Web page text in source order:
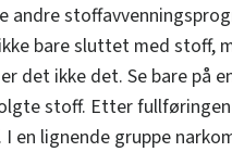
andre
baresluttet med stoff,
det ikke det. Se bare på
stoff. Etter
en lignende gruppe